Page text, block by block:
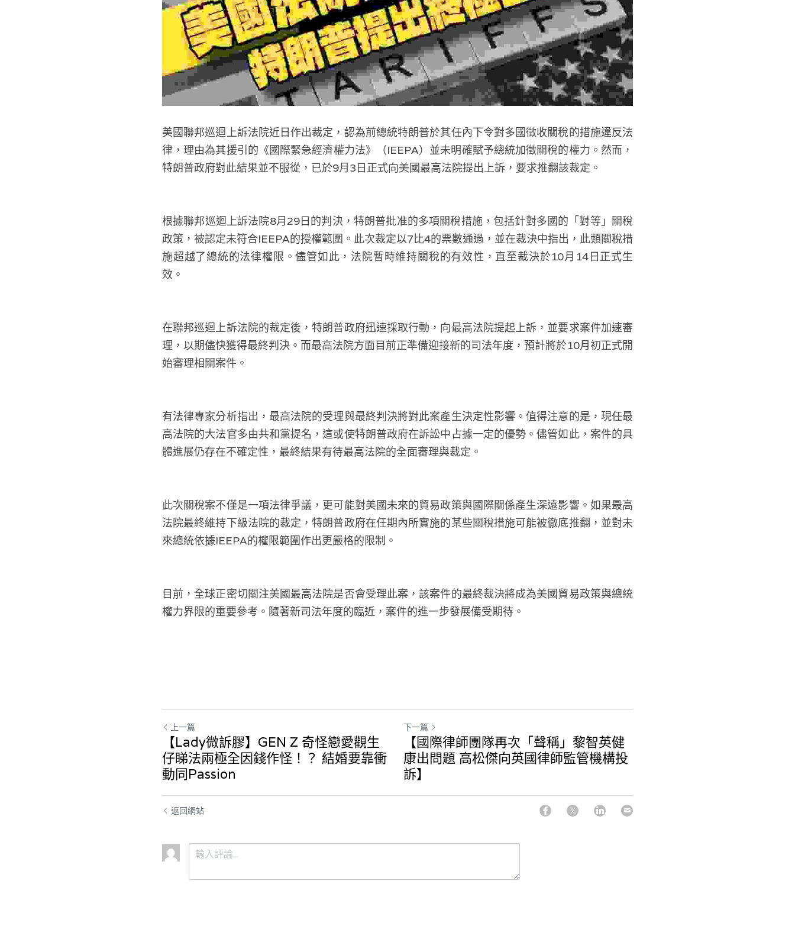
美國聯邦巡迴上訴法院近日作出裁定，認為前總統特朗普於其任內下令對多國徵收關稅的措施違反法
律，理由為其援引的《國際緊急經濟權力法》（IEEPA）並未明確賦予總統加徵關稅的權力。然而，
特朗普政府對此結果並不服從，已於9月3日正式向美國最高法院提出上訴，要求推翻該裁定。
根據聯邦巡迴上訴法院8月29日的判決，特朗普批准的多項關稅措施，包括針對多國的「對等」關稅
政策，被認定未符合IEEPA的授權範圍。此次裁定以7比4的票數通過，並在裁決中指出，此類關稅措
施超越了總統的法律權限。儘管如此，法院暫時維持關稅的有效性，直至裁決於10月14日正式生
效。
在聯邦巡迴上訴法院的裁定後，特朗普政府迅速採取行動，向最高法院提起上訴，並要求案件加速審
理，以期儘快獲得最終判決。而最高法院方面目前正準備迎接新的司法年度，預計將於10月初正式開
始審理相關案件。
有法律專家分析指出，最高法院的受理與最終判決將對此案產生決定性影響。值得注意的是，現任最
高法院的大法官多由共和黨提名，這或使特朗普政府在訴訟中占據一定的優勢。儘管如此，案件的具
體進展仍存在不確定性，最終結果有待最高法院的全面審理與裁定。
此次關稅案不僅是一項法律爭議，更可能對美國未來的貿易政策與國際關係產生深遠影響。如果最高
法院最終維持下級法院的裁定，特朗普政府在任期內所實施的某些關稅措施可能被徹底推翻，並對未
來總統依據IEEPA的權限範圍作出更嚴格的限制。
目前，全球正密切關注美國最高法院是否會受理此案，該案件的最終裁決將成為美國貿易政策與總統
權力界限的重要參考。隨著新司法年度的臨近，案件的進一步發展備受期待。
上一篇
【Lady微訴膠】GEN Z 奇怪戀愛觀生
仔睇法兩極全因錢作怪！？ 結婚要靠衝
動同Passion
下一篇
【國際律師團隊再次「聲稱」黎智英健
康出問題 高松傑向英國律師監管機構投
訴】
返回網站